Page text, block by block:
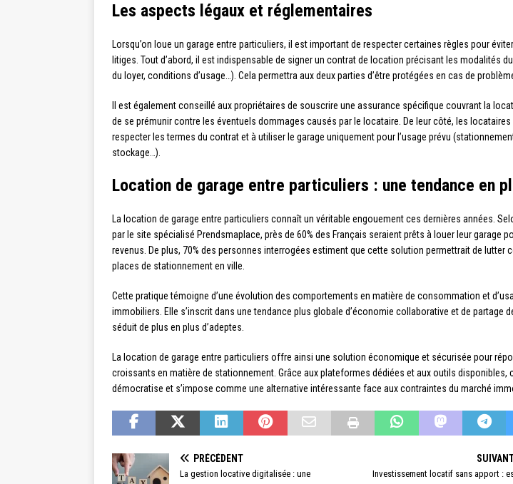
Les aspects légaux et réglementaires
Lorsqu’on loue un garage entre particuliers, il est important de respecter certaines règles pour
litiges. Tout d’abord, il est indispensable de signer un contrat de location précisant les modalités
du loyer, conditions d’usage…). Cela permettra aux deux parties d’être protégées en cas de
Il est également conseillé aux propriétaires de souscrire une assurance spécifique couvrant la
de se prémunir contre les éventuels dommages causés par le locataire. De leur côté, les locataires
respecter les termes du contrat et à utiliser le garage uniquement pour l’usage prévu
stockage…).
Location de garage entre particuliers : une tendance en
La location de garage entre particuliers connaît un véritable engouement ces dernières années.
par le site spécialisé Prendsmaplace, près de 60% des Français seraient prêts à louer leur garage
revenus. De plus, 70% des personnes interrogées estiment que cette solution permettrait de lutter
places de stationnement en ville.
Cette pratique témoigne d’une évolution des comportements en matière de consommation et
immobiliers. Elle s’inscrit dans une tendance plus globale d’économie collaborative et de partage
séduit de plus en plus d’adeptes.
La location de garage entre particuliers offre ainsi une solution économique et sécurisée pour
croissants en matière de stationnement. Grâce aux plateformes dédiées et aux outils disponibles,
démocratise et s’impose comme une alternative intéressante face aux contraintes du marché
PRÉCÉDENT
La gestion locative digitalisée : une
Investissement locatif sans apport :